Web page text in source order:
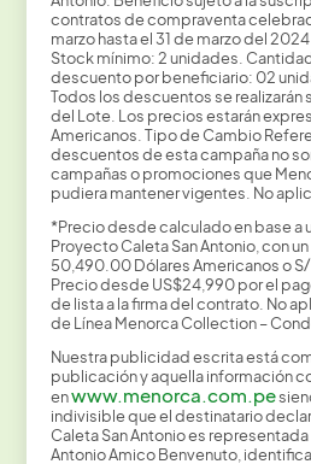
contratos de compraventa
marzo hasta el 31 de marzo del
Stock mínimo: 2 unidades.
descuento por beneficiario: 02
Todos los descuentos se realizarán
del Lote. Los precios estarán
Americanos. Tipo de Cambio
descuentos de esta campaña no
campañas o promociones que
pudiera mantener vigentes. No
*Precio desde calculado en base a
Proyecto Caleta San Antonio, con
50,490.00 Dólares Americanos o S/
Precio desde US$24,990 por el
de lista a la firma del contrato. No
de Línea Menorca Collection –
Nuestra publicidad escrita está
publicación y aquella información
enwww.menorca.com.pe
indivisible que el destinatario
Caleta San Antonio es
Antonio Amico Benvenuto,